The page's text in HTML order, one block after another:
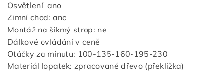
Osvětlení: ano
Zimní chod: ano
Montáž na šikmý strop: ne
Dálkové ovládání v ceně
Otáčky za minutu: 100-135-160-195-230
Materiál lopatek: zpracované dřevo (překližka)